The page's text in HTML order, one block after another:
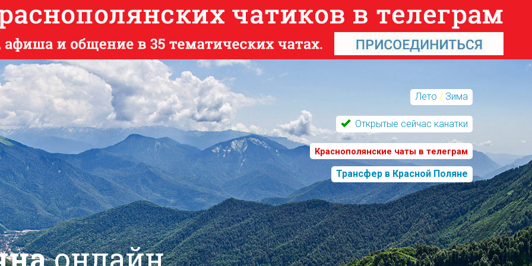
Лето / Зима
Открытые сейчас канатки
Краснополянские чаты в телеграм
Трансфер в Красной Поляне